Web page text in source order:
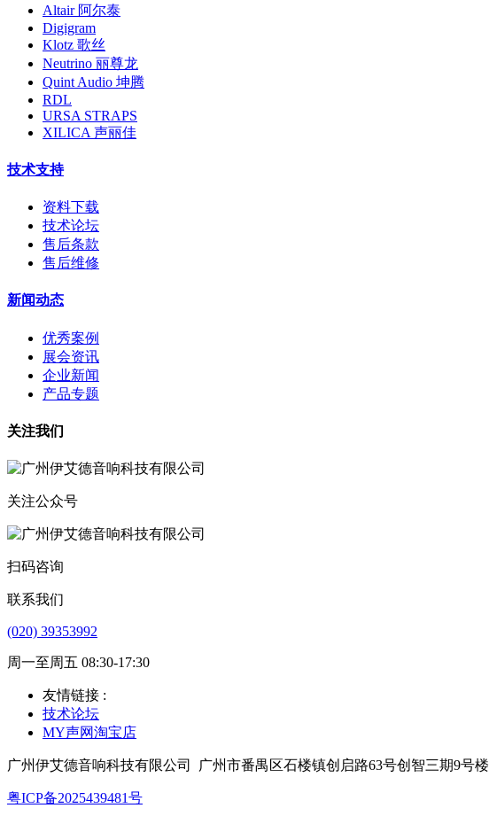
Altair 阿尔泰
Digigram
Klotz 歌丝
Neutrino 丽尊龙
Quint Audio 坤腾
RDL
URSA STRAPS
XILICA 声丽佳
技术支持
资料下载
技术论坛
售后条款
售后维修
新闻动态
优秀案例
展会资讯
企业新闻
产品专题
关注我们
关注公众号
扫码咨询
联系我们
(020) 39353992
周一至周五 08:30-17:30
友情链接 :
技术论坛
MY声网淘宝店
广州伊艾德音响科技有限公司 广州市番禺区石楼镇创启路63号创智三期9号楼
粤ICP备2025439481号